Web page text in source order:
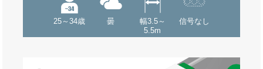
25～34歳 曇
幅3.5～
5.5m
信号なし